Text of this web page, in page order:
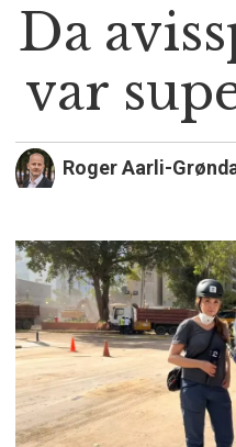
Da
var
Roger Aarli-